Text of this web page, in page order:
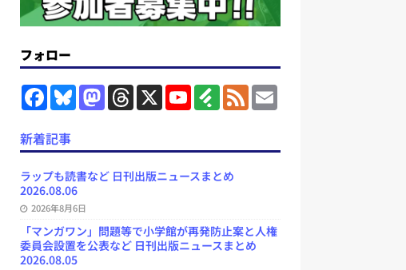
フォロー
F
a
e
b
o
o
k
B
l
k
y
M
a
d
o
n
T
h
d
s
X
Y
o
b
C
n
e
F
e
y
F
e
E
m
新着記事
ラップも読書など 日刊出版ニュースまとめ
2026.08.06
2026年8月6日
「マンガワン」問題等で小学館が再発防止案と人権
委員会設置を公表など 日刊出版ニュースまとめ
2026.08.05